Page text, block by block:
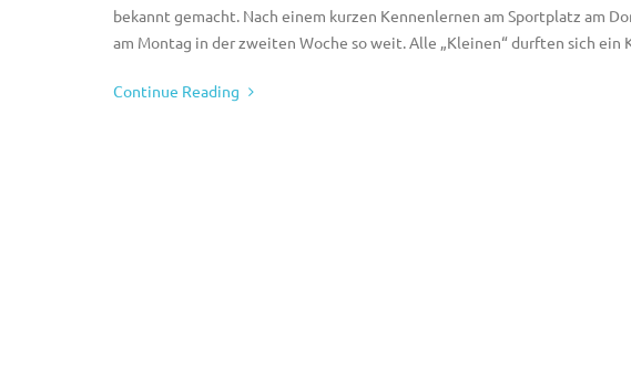
bekannt gemacht. Nach einem kurzen Kennenlernen am Sportplatz am
am Montag in der zweiten Woche so weit. Alle „Kleinen“ durften sich ein
Continue Reading